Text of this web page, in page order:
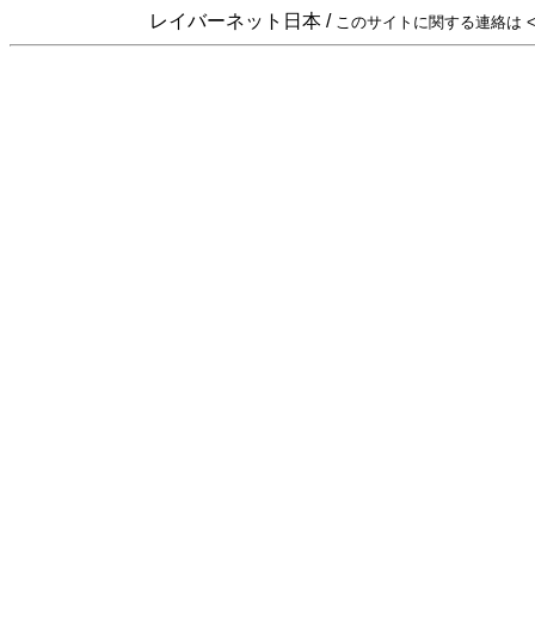
レイバーネット日本 / このサイトに関する連絡は